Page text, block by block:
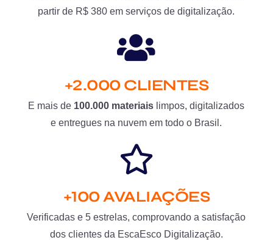
partir de R$ 380 em serviços de digitalização.
+2.000 CLIENTES
E mais de 100.000 materiais limpos, digitalizados
e entregues na nuvem em todo o Brasil.
+100 AVALIAÇÕES
Verificadas e 5 estrelas, comprovando a satisfação
dos clientes da EscaEsco Digitalização.